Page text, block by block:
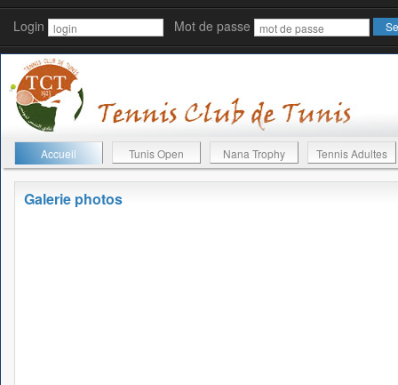
Login Mot de passe
Accueil Tunis Open Nana Trophy Tennis Adultes
Galerie photos